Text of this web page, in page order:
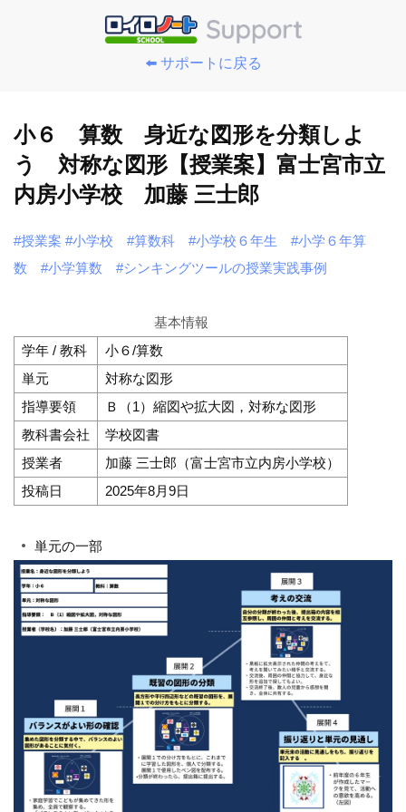
⬅️ サポートに戻る
小６ 算数 身近な図形を分類しよ
う 対称な図形【授業案】富士宮市立
内房小学校 加藤 三士郎
#授業案 #小学校 #算数科 #小学校６年生
#小学６年算
数
#小学算数 #シンキングツールの授業実践事例
基本情報
学年 / 教科
小６/算数
単元
対称な図形
指導要領
Ｂ（1）縮図や拡大図，対称な図形
教科書会社
学校図書
授業者
加藤 三士郎（富士宮市立内房小学校）
投稿日
2025年8月9日
単元の一部